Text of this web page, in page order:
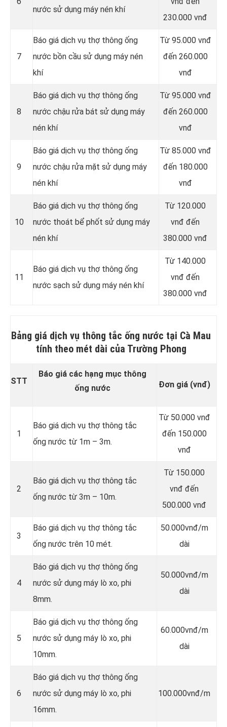
nước sử dụng máy nén khí
230.000 vnđ
7
Báo giá dịch vụ thợ thông ống
nước bồn cầu sử dụng máy nén
khí
Từ 95.000 vnđ
đến 260.000
vnđ
8
Báo giá dịch vụ thợ thông ống
nước chậu rửa bát sử dụng máy
nén khí
Từ 95.000 vnđ
đến 260.000
vnđ
9
Báo giá dịch vụ thợ thông ống
nước chậu rửa mặt sử dụng máy
nén khí
Từ 85.000 vnđ
đến 180.000
vnđ
10
Báo giá dịch vụ thợ thông ống
nước thoát bể phốt sử dụng máy
nén khí
Từ 120.000
vnđ đến
380.000 vnđ
11
Báo giá dịch vụ thợ thông ống
nước sạch sử dụng máy nén khí
Từ 140.000
vnđ đến
380.000 vnđ
Bảng giá dịch vụ thông tắc ống nước tại Cà Mau
tính theo mét dài của Trường Phong
STT
Báo giá các hạng mục thông
ống nước
Đơn giá (vnđ)
1
Báo giá dịch vụ thợ thông tắc
ống nước từ 1m – 3m.
Từ 50.000 vnđ
đến 150.000
vnđ
2
Báo giá dịch vụ thợ thông tắc
ống nước từ 3m – 10m.
Từ 150.000
vnđ đến
500.000 vnđ
3
Báo giá dịch vụ thợ thông tắc
ống nước trên 10 mét.
50.000vnđ/m
dài
4
Báo giá dịch vụ thợ thông ống
nước sử dụng máy lò xo, phi
8mm.
50.000vnđ/m
dài
5
Báo giá dịch vụ thợ thông ống
nước sử dụng máy lò xo, phi
10mm.
60.000vnđ/m
dài
6
Báo giá dịch vụ thợ thông ống
nước sử dụng máy lò xo, phi
16mm.
100.000vnđ/m